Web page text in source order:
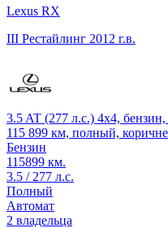
Lexus RX
III Рестайлинг 2012 г.в.
3.5 AT (277 л.с.) 4x4,
115 899 км, полный,
Бензин
115899 км.
3.5 / 277 л.с.
Полный
Автомат
2 владельца